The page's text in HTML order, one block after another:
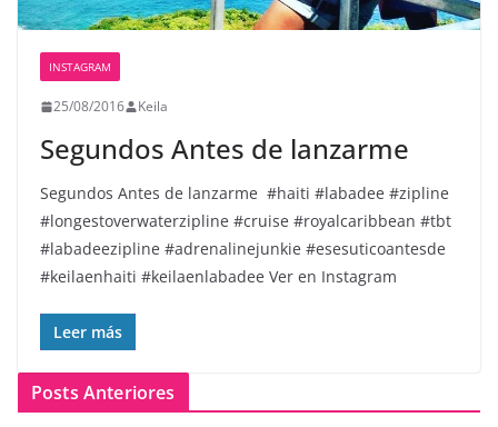
INSTAGRAM
25/08/2016 Keila
Segundos Antes de lanzarme ️
Segundos Antes de lanzarme ️ #haiti #labadee #zipline
#longestoverwaterzipline #cruise #royalcaribbean #tbt
#labadeezipline #adrenalinejunkie #esesuticoantesde
#keilaenhaiti #keilaenlabadee Ver en Instagram
Leer más
Posts Anteriores